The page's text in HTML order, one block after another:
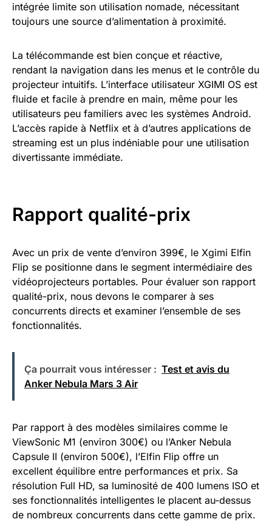
intégrée limite son utilisation nomade, nécessitant
toujours une source d’alimentation à proximité.
La télécommande est bien conçue et réactive,
rendant la navigation dans les menus et le contrôle du
projecteur intuitifs. L’interface utilisateur XGIMI OS est
fluide et facile à prendre en main, même pour les
utilisateurs peu familiers avec les systèmes Android.
L’accès rapide à Netflix et à d’autres applications de
streaming est un plus indéniable pour une utilisation
divertissante immédiate.
Rapport qualité-prix
Avec un prix de vente d’environ 399€, le Xgimi Elfin
Flip se positionne dans le segment intermédiaire des
vidéoprojecteurs portables. Pour évaluer son rapport
qualité-prix, nous devons le comparer à ses
concurrents directs et examiner l’ensemble de ses
fonctionnalités.
Ça pourrait vous intéresser : Test et avis du
Anker Nebula Mars 3 Air
Par rapport à des modèles similaires comme le
ViewSonic M1 (environ 300€) ou l’Anker Nebula
Capsule II (environ 500€), l’Elfin Flip offre un
excellent équilibre entre performances et prix. Sa
résolution Full HD, sa luminosité de 400 lumens ISO et
ses fonctionnalités intelligentes le placent au-dessus
de nombreux concurrents dans cette gamme de prix.